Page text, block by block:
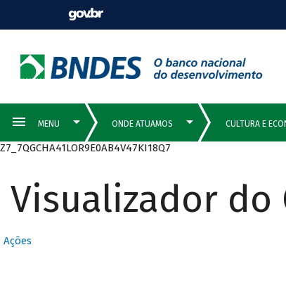
Z7_7QGCHA41LOR9E0AB4V47KI18Q7
Visualizador do
Ações